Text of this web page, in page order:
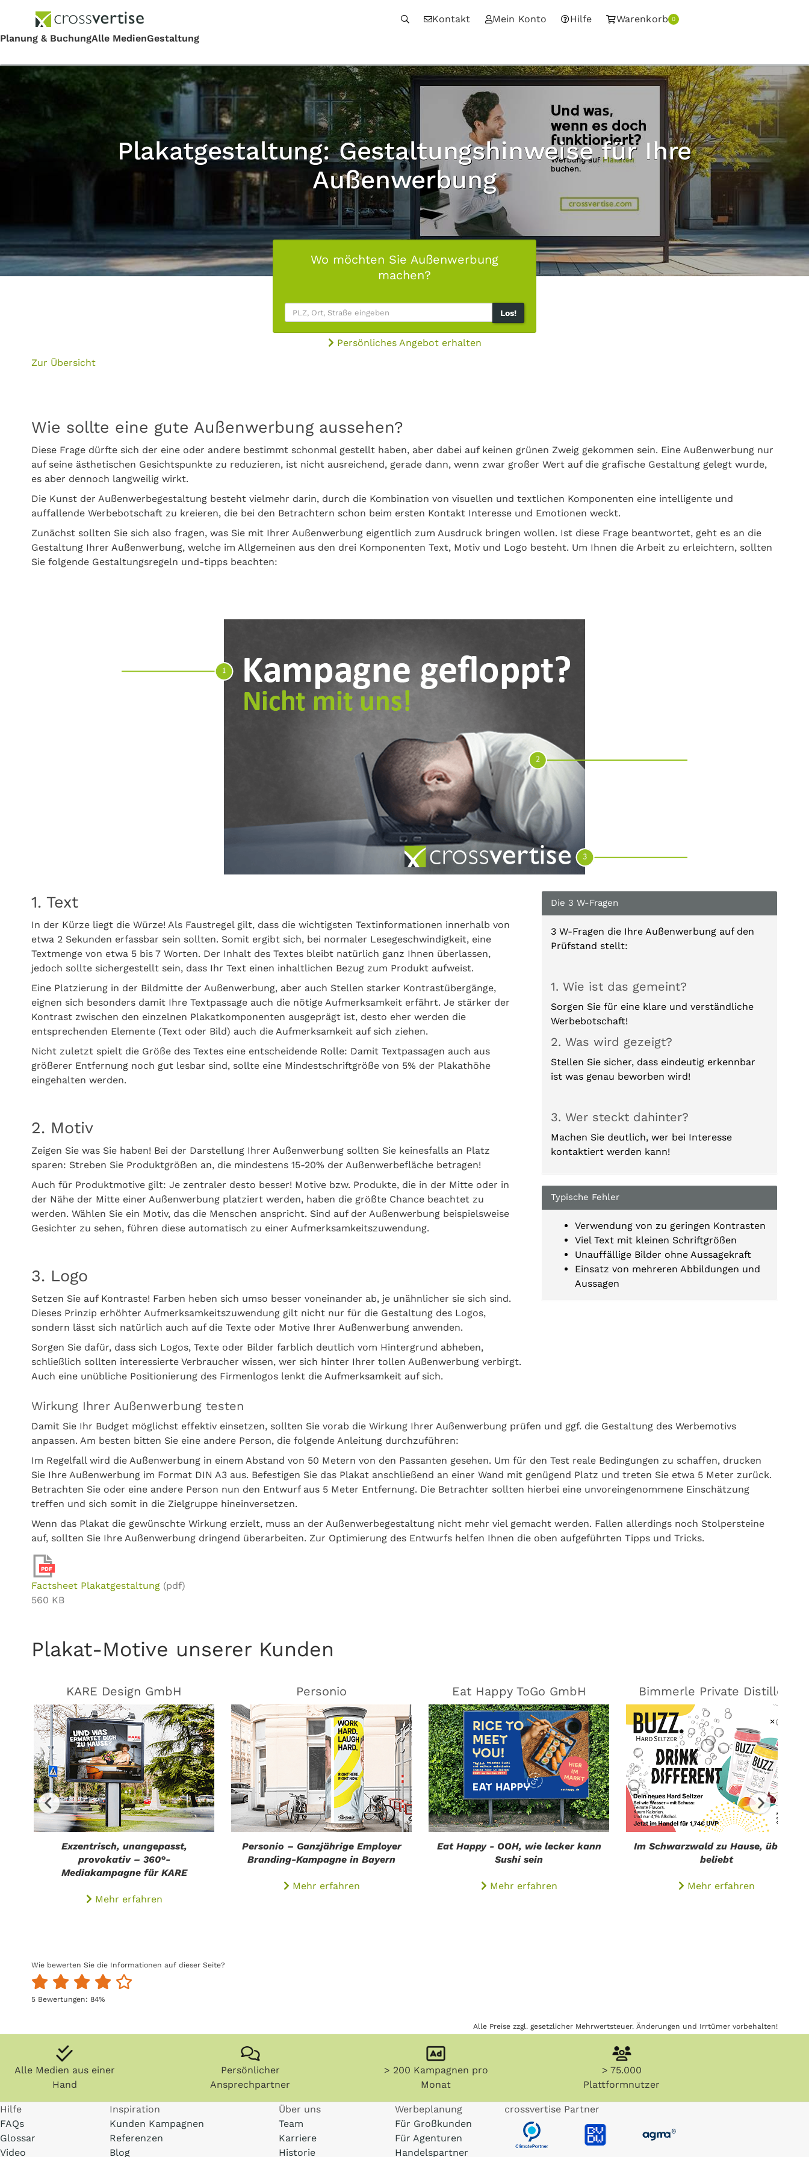
Kontakt Mein Konto Hilfe Warenkorb 0
Plakatgestaltung: Gestaltungshinweise für Ihre
Außenwerbung
Wo möchten Sie Außenwerbung
machen?
Los!
Persönliches Angebot erhalten
Zur Übersicht
Wie sollte eine gute Außenwerbung aussehen?
Diese Frage dürfte sich der eine oder andere bestimmt schonmal gestellt haben, aber dabei auf keinen grünen Zweig gekommen sein. Eine Außenwerbung nur
auf seine ästhetischen Gesichtspunkte zu reduzieren, ist nicht ausreichend, gerade dann, wenn zwar großer Wert auf die grafische Gestaltung gelegt wurde,
es aber dennoch langweilig wirkt.
Die Kunst der Außenwerbegestaltung besteht vielmehr darin, durch die Kombination von visuellen und textlichen Komponenten eine intelligente und
auffallende Werbebotschaft zu kreieren, die bei den Betrachtern schon beim ersten Kontakt Interesse und Emotionen weckt.
Zunächst sollten Sie sich also fragen, was Sie mit Ihrer Außenwerbung eigentlich zum Ausdruck bringen wollen. Ist diese Frage beantwortet, geht es an die
Gestaltung Ihrer Außenwerbung, welche im Allgemeinen aus den drei Komponenten Text, Motiv und Logo besteht. Um Ihnen die Arbeit zu erleichtern, sollten
Sie folgende Gestaltungsregeln und-tipps beachten:
1. Text
In der Kürze liegt die Würze! Als Faustregel gilt, dass die wichtigsten Textinformationen innerhalb von
etwa 2 Sekunden erfassbar sein sollten. Somit ergibt sich, bei normaler Lesegeschwindigkeit, eine
Textmenge von etwa 5 bis 7 Worten. Der Inhalt des Textes bleibt natürlich ganz Ihnen überlassen,
jedoch sollte sichergestellt sein, dass Ihr Text einen inhaltlichen Bezug zum Produkt aufweist.
Eine Platzierung in der Bildmitte der Außenwerbung, aber auch Stellen starker Kontrastübergänge,
eignen sich besonders damit Ihre Textpassage auch die nötige Aufmerksamkeit erfährt. Je stärker der
Kontrast zwischen den einzelnen Plakatkomponenten ausgeprägt ist, desto eher werden die
entsprechenden Elemente (Text oder Bild) auch die Aufmerksamkeit auf sich ziehen.
Nicht zuletzt spielt die Größe des Textes eine entscheidende Rolle: Damit Textpassagen auch aus
größerer Entfernung noch gut lesbar sind, sollte eine Mindestschriftgröße von 5% der Plakathöhe
eingehalten werden.
2. Motiv
Zeigen Sie was Sie haben! Bei der Darstellung Ihrer Außenwerbung sollten Sie keinesfalls an Platz
sparen: Streben Sie Produktgrößen an, die mindestens 15-20% der Außenwerbefläche betragen!
Auch für Produktmotive gilt: Je zentraler desto besser! Motive bzw. Produkte, die in der Mitte oder in
der Nähe der Mitte einer Außenwerbung platziert werden, haben die größte Chance beachtet zu
werden. Wählen Sie ein Motiv, das die Menschen anspricht. Sind auf der Außenwerbung beispielsweise
Gesichter zu sehen, führen diese automatisch zu einer Aufmerksamkeitszuwendung.
3. Logo
Setzen Sie auf Kontraste! Farben heben sich umso besser voneinander ab, je unähnlicher sie sich sind.
Dieses Prinzip erhöhter Aufmerksamkeitszuwendung gilt nicht nur für die Gestaltung des Logos,
sondern lässt sich natürlich auch auf die Texte oder Motive Ihrer Außenwerbung anwenden.
Sorgen Sie dafür, dass sich Logos, Texte oder Bilder farblich deutlich vom Hintergrund abheben,
schließlich sollten interessierte Verbraucher wissen, wer sich hinter Ihrer tollen Außenwerbung verbirgt.
Auch eine unübliche Positionierung des Firmenlogos lenkt die Aufmerksamkeit auf sich.
Die 3 W-Fragen
3 W-Fragen die Ihre Außenwerbung auf den
Prüfstand stellt:
1. Wie ist das gemeint?
Sorgen Sie für eine klare und verständliche
Werbebotschaft!
2. Was wird gezeigt?
Stellen Sie sicher, dass eindeutig erkennbar
ist was genau beworben wird!
3. Wer steckt dahinter?
Machen Sie deutlich, wer bei Interesse
kontaktiert werden kann!
Typische Fehler
Verwendung von zu geringen Kontrasten
Viel Text mit kleinen Schriftgrößen
Unauffällige Bilder ohne Aussagekraft
Einsatz von mehreren Abbildungen und
Aussagen
Wirkung Ihrer Außenwerbung testen
Damit Sie Ihr Budget möglichst effektiv einsetzen, sollten Sie vorab die Wirkung Ihrer Außenwerbung prüfen und ggf. die Gestaltung des Werbemotivs
anpassen. Am besten bitten Sie eine andere Person, die folgende Anleitung durchzuführen:
Im Regelfall wird die Außenwerbung in einem Abstand von 50 Metern von den Passanten gesehen. Um für den Test reale Bedingungen zu schaffen, drucken
Sie Ihre Außenwerbung im Format DIN A3 aus. Befestigen Sie das Plakat anschließend an einer Wand mit genügend Platz und treten Sie etwa 5 Meter zurück.
Betrachten Sie oder eine andere Person nun den Entwurf aus 5 Meter Entfernung. Die Betrachter sollten hierbei eine unvoreingenommene Einschätzung
treffen und sich somit in die Zielgruppe hineinversetzen.
Wenn das Plakat die gewünschte Wirkung erzielt, muss an der Außenwerbegestaltung nicht mehr viel gemacht werden. Fallen allerdings noch Stolpersteine
auf, sollten Sie Ihre Außenwerbung dringend überarbeiten. Zur Optimierung des Entwurfs helfen Ihnen die oben aufgeführten Tipps und Tricks.
PDF
Factsheet Plakatgestaltung (pdf)
560 KB
Plakat-Motive unserer Kunden
KARE Design GmbH
Exzentrisch, unangepasst,
provokativ – 360°-
Mediakampagne für KARE
Mehr erfahren
Personio
Personio – Ganzjährige Employer
Branding-Kampagne in Bayern
Mehr erfahren
Eat Happy ToGo GmbH
Eat Happy - OOH, wie lecker kann
Sushi sein
Mehr erfahren
Bimmerle Private Distillery
Im Schwarzwald zu Hause, überall
beliebt
Mehr erfahren
Wie bewerten Sie die Informationen auf dieser Seite?
5 Bewertungen: 84%
Alle Preise zzgl. gesetzlicher Mehrwertsteuer. Änderungen und Irrtümer vorbehalten!
Alle Medien aus einer
Hand
Persönlicher
Ansprechpartner
> 200 Kampagnen pro
Monat
> 75.000
Plattformnutzer
Hilfe
FAQs
Glossar
Video
Inspiration
Kunden Kampagnen
Referenzen
Blog
Über uns
Team
Karriere
Historie
Werbeplanung
Für Großkunden
Für Agenturen
Handelspartner
crossvertise Partner